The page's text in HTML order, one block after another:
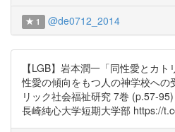
1 @de0712_2014
【LGB】岩本潤一「同性愛とカ
性愛の傾向をもつ人の神学校への
リック社会福祉研究 7巻 (p.57-
長崎純心大学短期大学部 https://